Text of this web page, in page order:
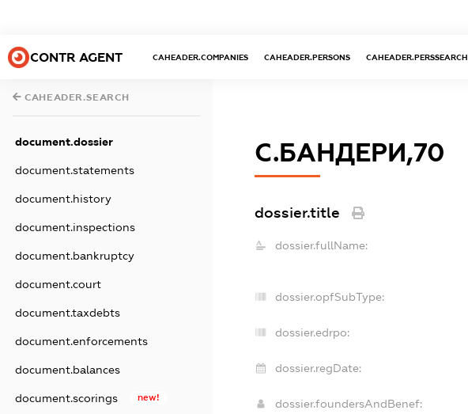
CONTR AGENT CAHEADER.COMPANIES CAHEADER.PERSONS CAHEADER.PERSSEARCH
CAHEADER.SEARCH
document.dossier
document.statements
document.history
document.inspections
document.bankruptcy
document.court
document.taxdebts
document.enforcements
document.balances
document.scorings new!
С.БАНДЕРИ,70
dossier.title
dossier.fullName:
dossier.opfSubType:
dossier.edrpo:
dossier.regDate:
dossier.foundersAndBenef: